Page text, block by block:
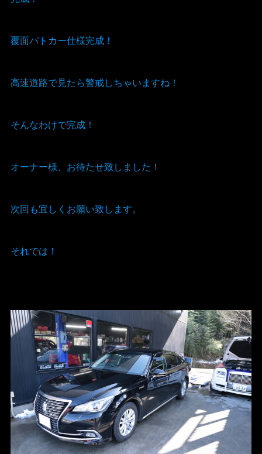
覆面パトカー仕様完成！
高速道路で見たら警戒しちゃいますね！
そんなわけで完成！
オーナー様、お待たせ致しました！
次回も宜しくお願い致します。
それでは！